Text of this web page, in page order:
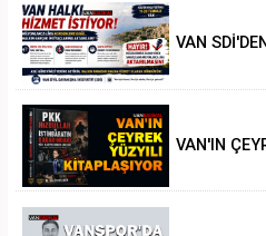
VAN
VAN'IN